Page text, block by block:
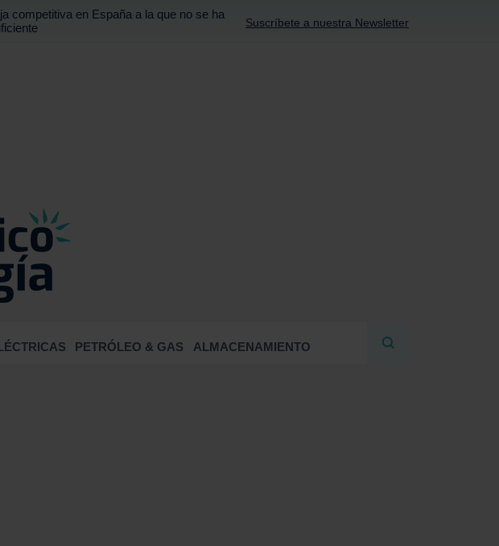
competitiva en España a la que no se ha
Suscríbete a nuestra Newsletter
PETRÓLEO & GAS ALMACENAMIENTO
BUSCAR